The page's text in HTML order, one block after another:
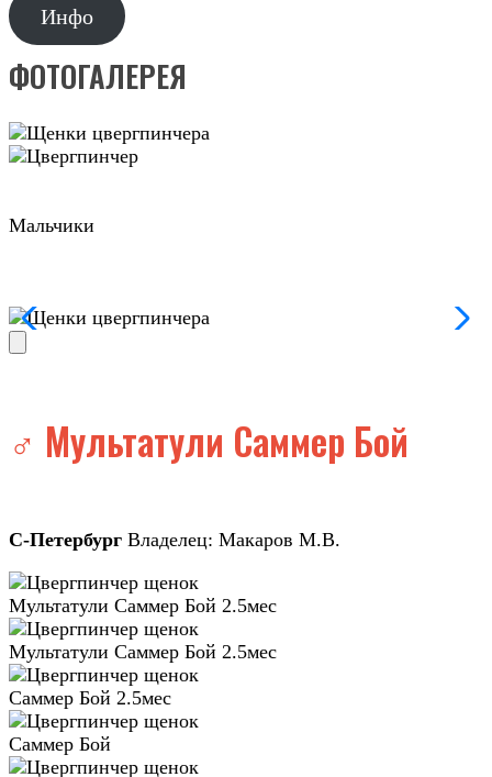
Инфо
ФОТОГАЛЕРЕЯ
Мальчики
♂️ Мультатули Саммер Бой
С-Петербург Владелец: Макаров М.В.
Мультатули Саммер Бой 2.5мес
Мультатули Саммер Бой 2.5мес
Саммер Бой 2.5мес
Саммер Бой